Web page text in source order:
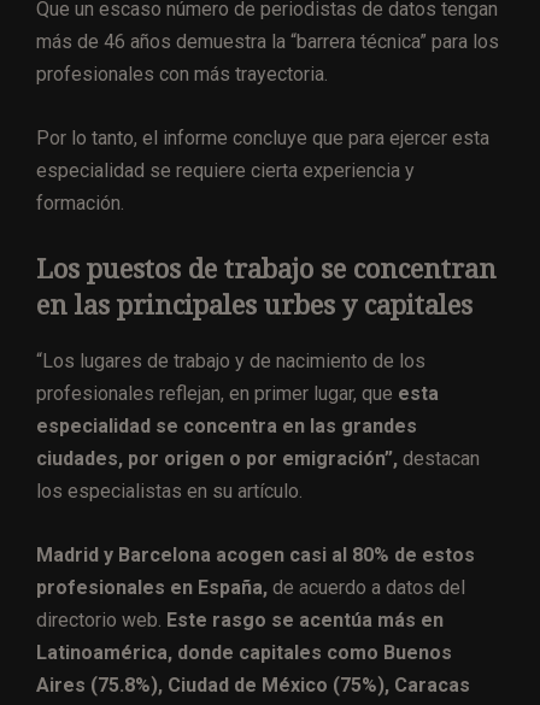
Que un escaso número de periodistas de datos tengan
más de 46 años demuestra la “barrera técnica” para los
profesionales con más trayectoria.
Por lo tanto, el informe concluye que para ejercer esta
especialidad se requiere cierta experiencia y
formación.
Los puestos de trabajo se concentran
en las principales urbes y capitales
“Los lugares de trabajo y de nacimiento de los
profesionales reflejan, en primer lugar, que esta
especialidad se concentra en las grandes
ciudades, por origen o por emigración”, destacan
los especialistas en su artículo.
Madrid y Barcelona acogen casi al 80% de estos
profesionales en España, de acuerdo a datos del
directorio web. Este rasgo se acentúa más en
Latinoamérica, donde capitales como Buenos
Aires (75.8%), Ciudad de México (75%), Caracas